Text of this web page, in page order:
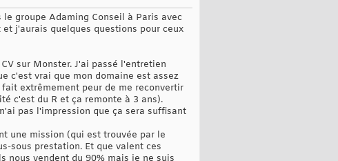
groupe Adaming Conseil à Paris avec
j'aurais quelques questions pour ceux
sur Monster. J'ai passé l'entretien
c'est vrai que mon domaine est assez
extrêmement peur de me reconvertir
c'est du R et ça remonte à 3 ans).
pas l'impression que ça sera suffisant
une mission (qui est trouvée par le
sous prestation. Et que valent ces